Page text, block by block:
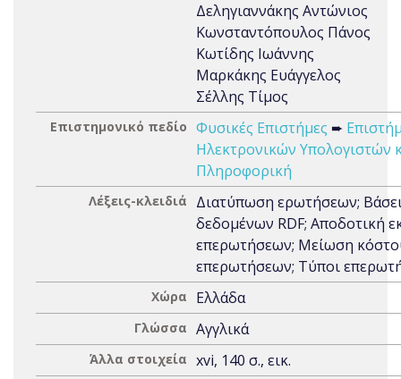
Δεληγιαννάκης Αντώνιος
Κωνσταντόπουλος Πάνος
Κωτίδης Ιωάννης
Μαρκάκης Ευάγγελος
Σέλλης Τίμος
Επιστημονικό πεδίο Φυσικές Επιστήμες ➨
Ηλεκτρονικών Υπολογιστών
Πληροφορική
Λέξεις-κλειδιά
Διατύπωση ερωτήσεων;
δεδομένων RDF; Αποδοτική
επερωτήσεων; Μείωση
επερωτήσεων; Τύποι
Χώρα Ελλάδα
Γλώσσα Αγγλικά
Άλλα στοιχεία xvi, 140 σ., εικ.